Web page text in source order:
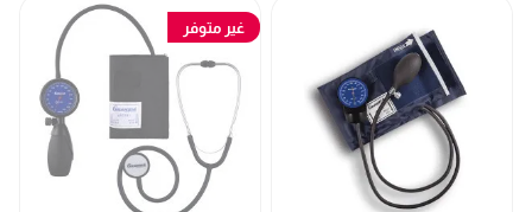
غير متوفر